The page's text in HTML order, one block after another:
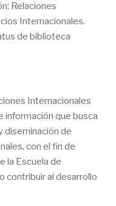
Relaciones
Internacionales.
de biblioteca
Internacionales
información que busca
diseminación de
con el fin de
la Escuela de
contribuir al desarrollo